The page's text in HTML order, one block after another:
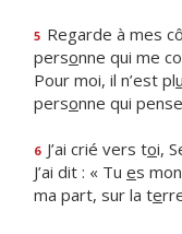
5 Regarde à mes
personne qui me
Pour moi, il n’est plu
personne qui
6 J’ai crié vers toi,
J’ai dit : « Tu es
ma part, sur la te